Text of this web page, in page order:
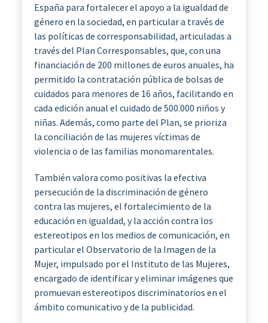
España para fortalecer el apoyo a la igualdad de
género en la sociedad, en particular a través de
las políticas de corresponsabilidad, articuladas a
través del Plan Corresponsables, que, con una
financiación de 200 millones de euros anuales, ha
permitido la contratación pública de bolsas de
cuidados para menores de 16 años, facilitando en
cada edición anual el cuidado de 500.000 niños y
niñas. Además, como parte del Plan, se prioriza
la conciliación de las mujeres víctimas de
violencia o de las familias monomarentales.
También valora como positivas la efectiva
persecución de la discriminación de género
contra las mujeres, el fortalecimiento de la
educación en igualdad, y la acción contra los
estereotipos en los medios de comunicación, en
particular el Observatorio de la Imagen de la
Mujer, impulsado por el Instituto de las Mujeres,
encargado de identificar y eliminar imágenes que
promuevan estereotipos discriminatorios en el
ámbito comunicativo y de la publicidad.